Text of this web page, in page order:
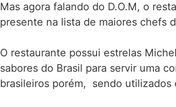
Mas agora falando do D.O.M, o
presente na lista de maiores chefs
O restaurante possui estrelas
sabores do Brasil para servir uma
brasileiros porém, sendo utilizados